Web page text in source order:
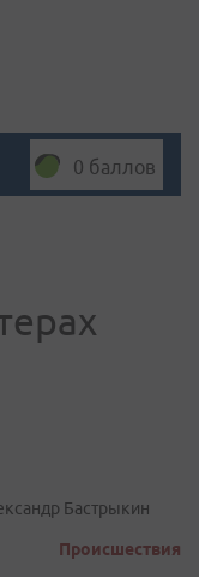
0 баллов
Бастрыкин
Происшествия